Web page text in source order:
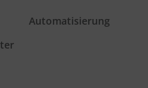
Automatisierung